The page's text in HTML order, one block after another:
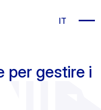
IT
per gestire i